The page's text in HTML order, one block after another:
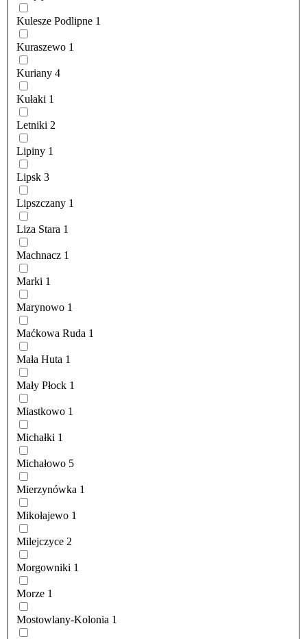
Kulesze Podlipne 1
Kuraszewo 1
Kuriany 4
Kułaki 1
Letniki 2
Lipiny 1
Lipsk 3
Lipszczany 1
Liza Stara 1
Machnacz 1
Marki 1
Marynowo 1
Maćkowa Ruda 1
Mała Huta 1
Mały Płock 1
Miastkowo 1
Michałki 1
Michałowo 5
Mierzynówka 1
Mikołajewo 1
Milejczyce 2
Morgowniki 1
Morze 1
Mostowlany-Kolonia 1